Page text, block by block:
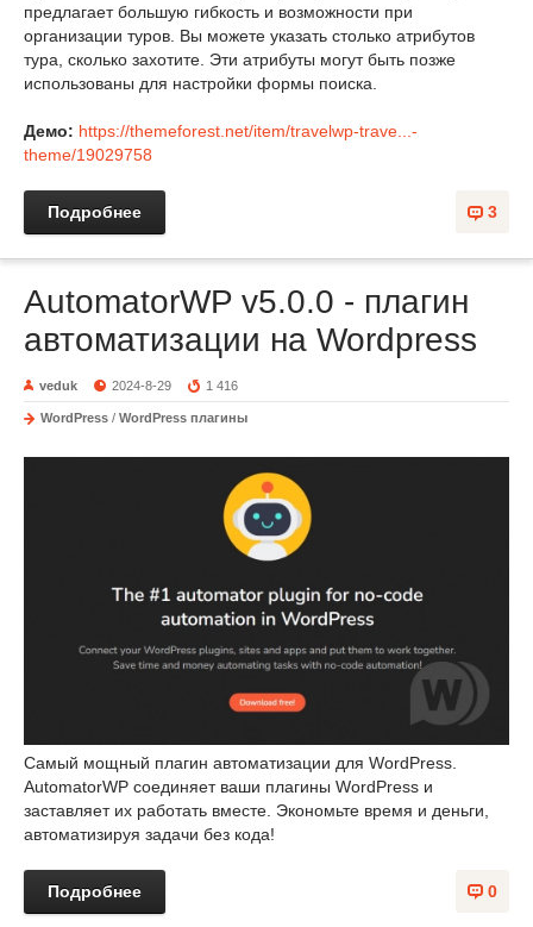
предлагает большую гибкость и возможности при
организации туров. Вы можете указать столько атрибутов
тура, сколько захотите. Эти атрибуты могут быть позже
использованы для настройки формы поиска.
Демо: https://themeforest.net/item/travelwp-trave...-
theme/19029758
3
Подробнее
AutomatorWP v5.0.0 - плагин
автоматизации на Wordpress
veduk 2024-8-29 1 416
WordPress / WordPress плагины
Самый мощный плагин автоматизации для WordPress.
AutomatorWP соединяет ваши плагины WordPress и
заставляет их работать вместе. Экономьте время и деньги,
автоматизируя задачи без кода!
0
Подробнее